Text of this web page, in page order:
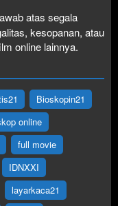
atas segala
kesopanan, atau
online lainnya.
Bioskopin21
online
full movie
IDNXXI
layarkaca21